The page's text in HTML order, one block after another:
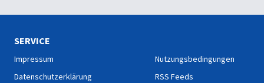
Menschen zu bekennen.
SERVICE
Impressum
Datenschutzerklärung
Nutzungsbedingungen
RSS Feeds